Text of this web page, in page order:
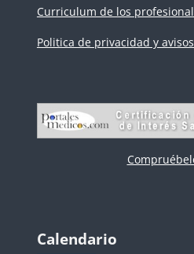
Curriculum de los
Politica de privacidad y
Bloques
Calendario